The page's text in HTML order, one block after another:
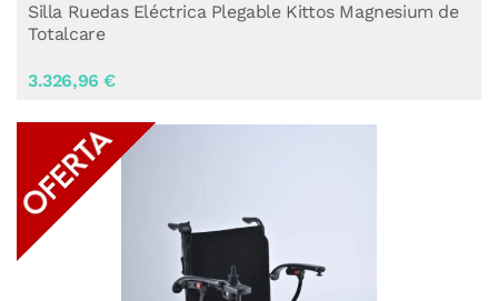
Silla Ruedas Eléctrica Plegable Kittos Magnesium de
Totalcare
3.326,96 €